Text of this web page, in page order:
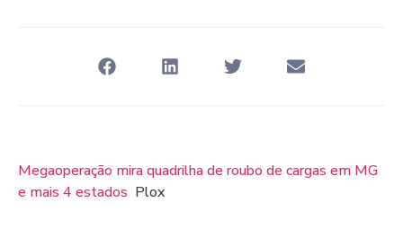
Megaoperação mira quadrilha de roubo de cargas em MG
e mais 4 estados Plox